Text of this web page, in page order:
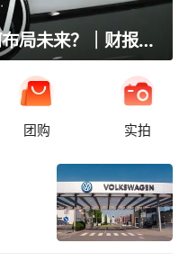
利润腰斩之后，大众如何布局未来？｜财报全视角
团购 实拍